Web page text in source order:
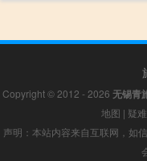
Copyright © 2012 - 2026 无锡青
地图 | 疑
声明：本站内容来自互联网，如